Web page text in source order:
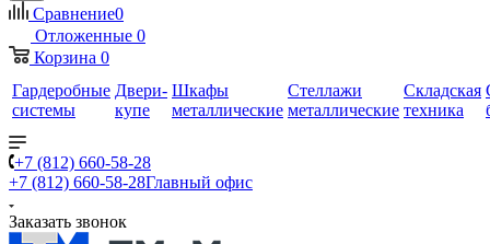
Сравнение0
Отложенные 0
Корзина 0
Гардеробные
системы
Двери-
купе
Шкафы
металлические
Стеллажи
металлические
Складская
техника
+7 (812) 660-58-28
+7 (812) 660-58-28Главный офис
Заказать звонок